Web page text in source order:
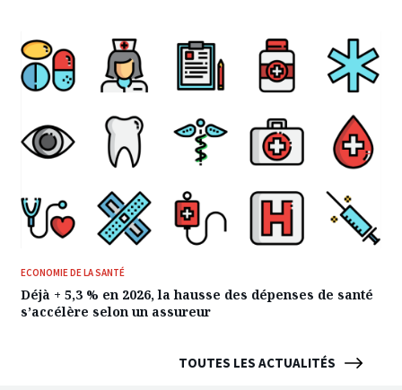
TOUTES LES ACTUALITÉS
ECONOMIE DE LA SANTÉ
Déjà + 5,3 % en 2026, la hausse des dépenses de santé
s’accélère selon un assureur